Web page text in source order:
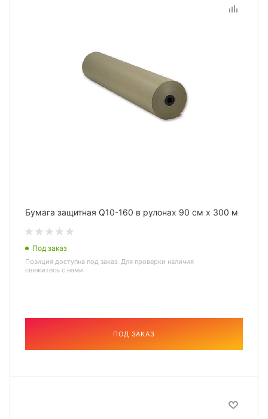
Бумага защитная Q10-160 в рулонах 90 см х 300 м
Под заказ
Позиция доступна под заказ. Для проверки наличия
свяжитесь с нами.
ПОД ЗАКАЗ